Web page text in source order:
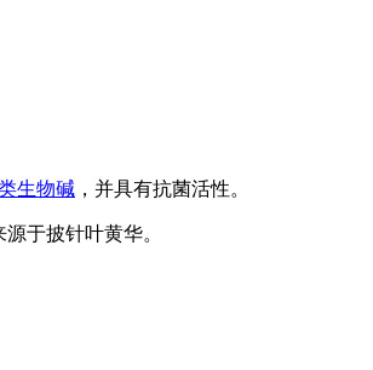
生物碱 ，并具有抗菌活性。
于披针叶黄华。